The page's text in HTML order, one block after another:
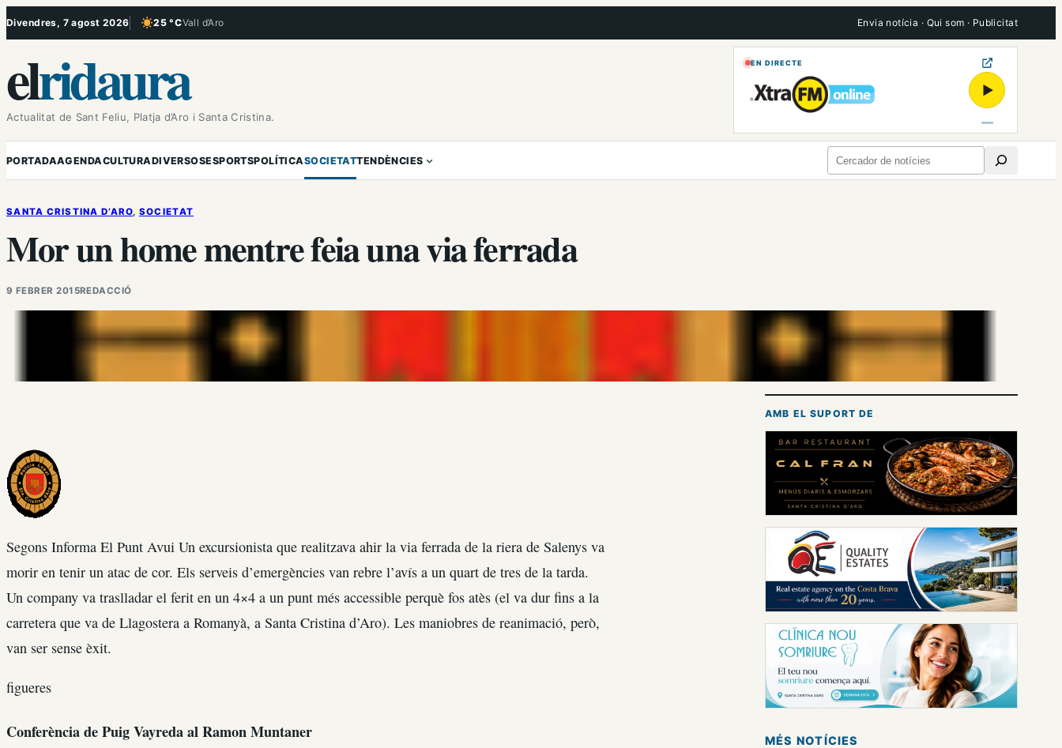
Vés
Divendres, 7 agost 2026 25 °CVall d’Aro
, Cel serè Envia notícia · Qui som · Publicitat
elridaura
Actualitat de Sant Feliu, Platja d’Aro i Santa Cristina.
EN DIRECTE
▶
PORTADAAGENDACULTURADIVERSOSESPORTSPOLÍTICASOCIETATTENDÈNCIES Cerca
SANTA CRISTINA D’ARO, SOCIETAT
Mor un home mentre feia una via ferrada
9 FEBRER 2015REDACCIÓ
Segons Informa El Punt Avui Un excursionista que realitzava ahir la via ferrada de la riera de Salenys va
morir en tenir un atac de cor. Els serveis d’emergències van rebre l’avís a un quart de tres de la tarda.
Un company va traslladar el ferit en un 4×4 a un punt més accessible perquè fos atès (el va dur fins a la
carretera que va de Llagostera a Romanyà, a Santa Cristina d’Aro). Les maniobres de reanimació, però,
van ser sense èxit.
figueres
Conferència de Puig Vayreda al Ramon Muntaner
AMB EL SUPORT DE
MÉS NOTÍCIES